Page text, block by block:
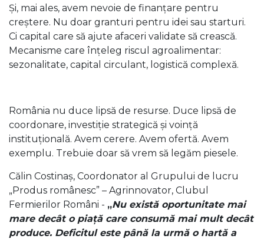
Și, mai ales, avem nevoie de finanțare pentru
creștere. Nu doar granturi pentru idei sau starturi.
Ci capital care să ajute afaceri validate să crească.
Mecanisme care înțeleg riscul agroalimentar:
sezonalitate, capital circulant, logistică complexă.
România nu duce lipsă de resurse. Duce lipsă de
coordonare, investiție strategică și voință
instituțională. Avem cerere. Avem ofertă. Avem
exemplu. Trebuie doar să vrem să legăm piesele.
Călin Costinaș, Coordonator al Grupului de lucru
„Produs românesc” – Agrinnovator, Clubul
Fermierilor Români - „Nu există oportunitate mai
mare decât o piață care consumă mai mult decât
produce. Deficitul este până la urmă o hartă a